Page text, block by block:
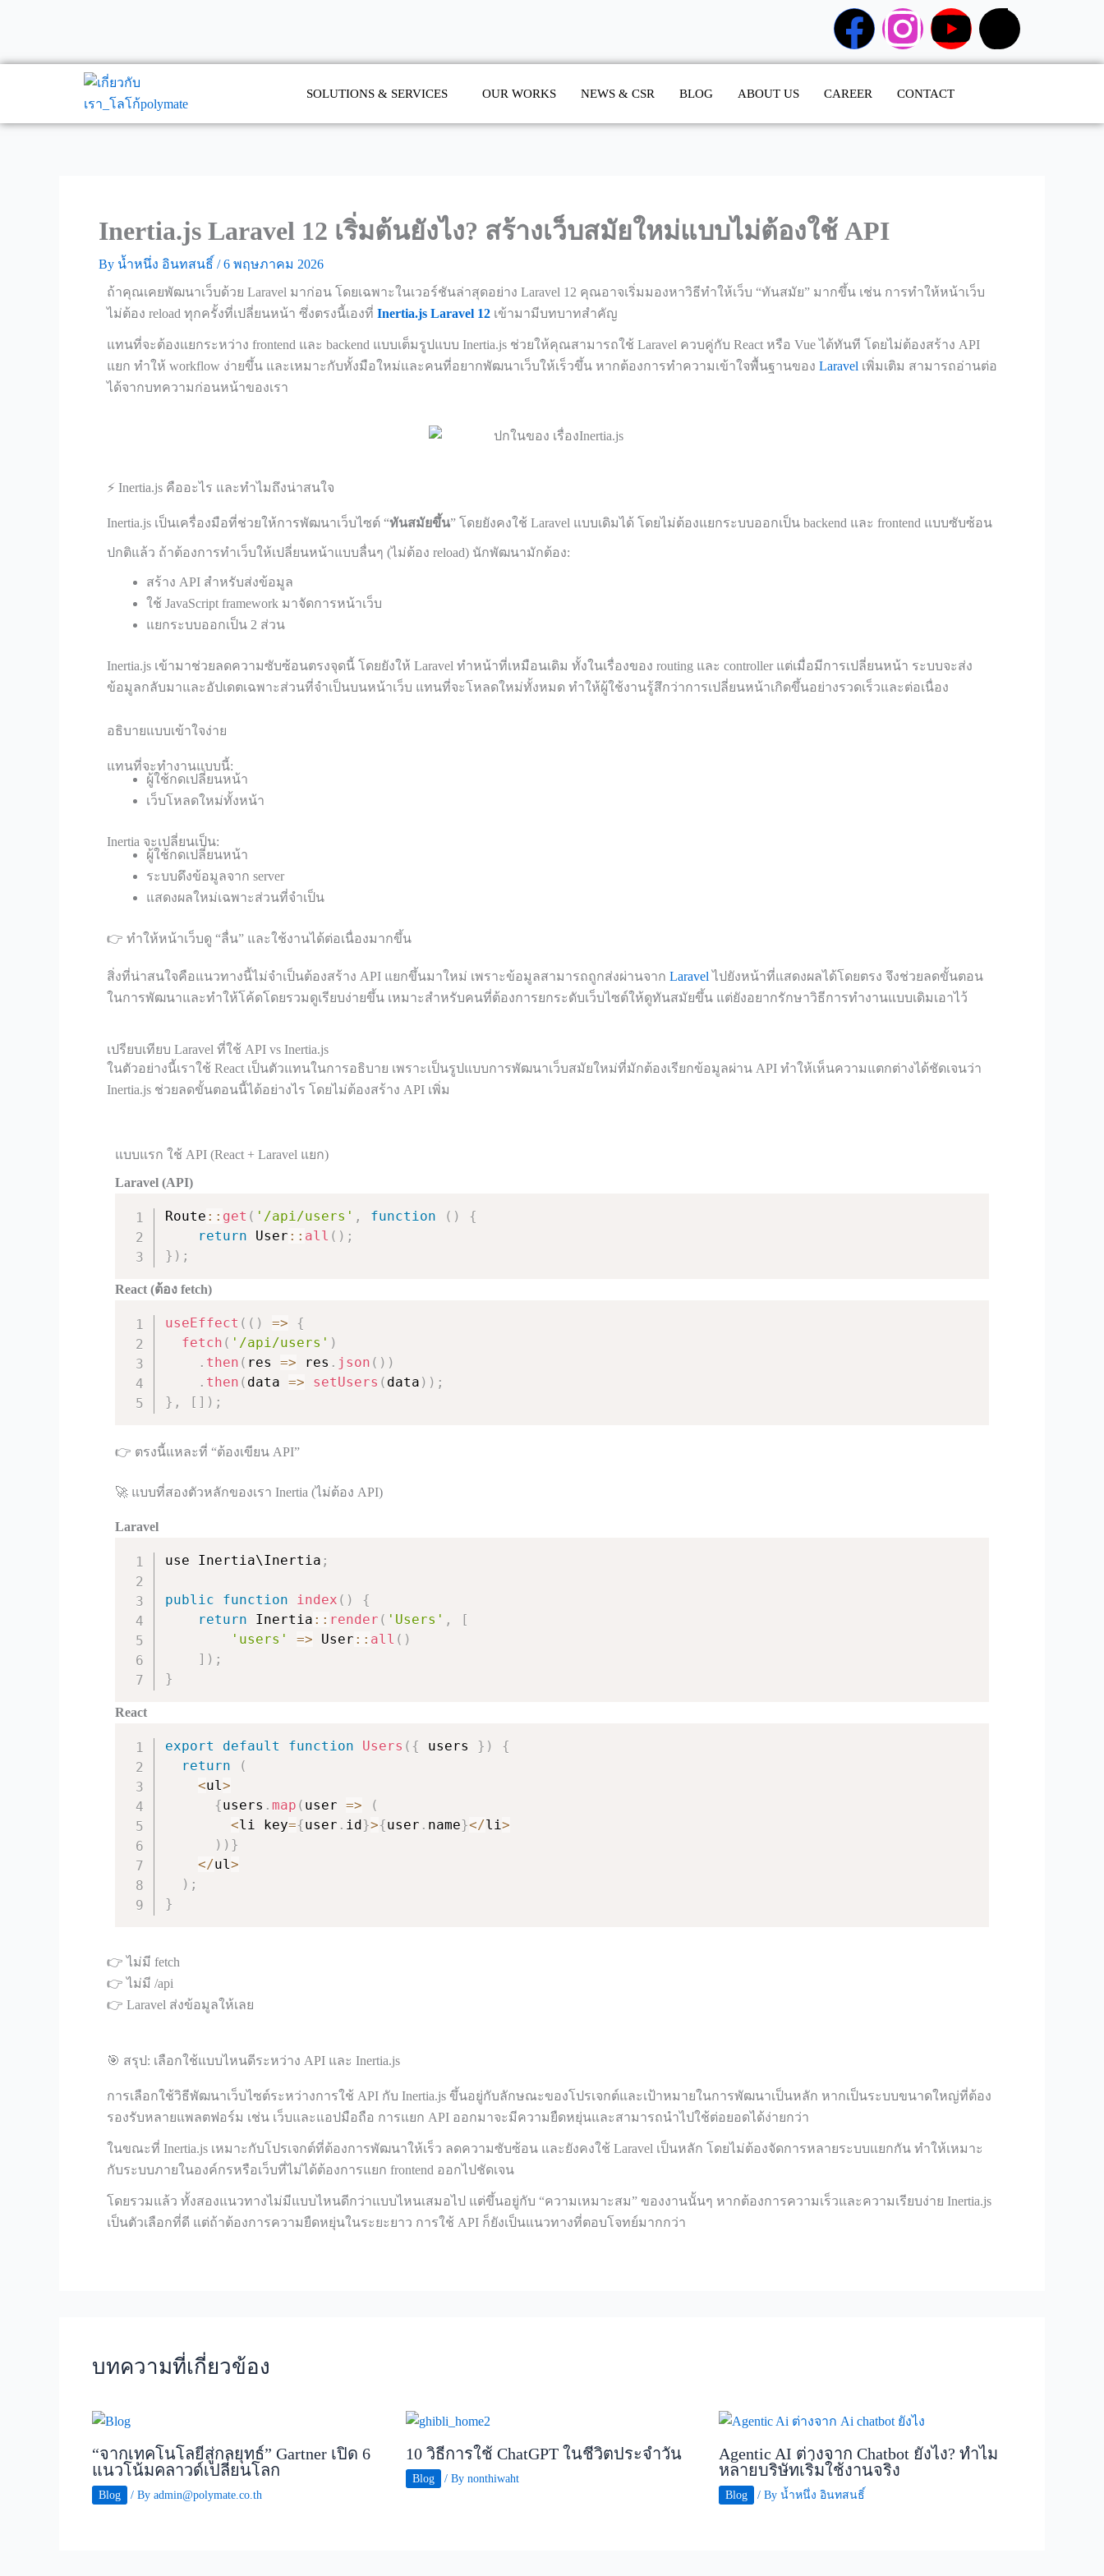
F
a
c
o
o
I
n
s
r
m
Y
o
u
e
T
i
SOLUTIONS & SERVICES OUR WORKS NEWS & CSR BLOG ABOUT US CAREER CONTACT
Inertia.js Laravel 12 เริ่มต้นยังไง? สร้างเว็บสมัยใหม่แบบไม่ต้องใช้ API
By น้ำหนึ่ง อินทสนธิ์ /6 พฤษภาคม 2026
ถ้าคุณเคยพัฒนาเว็บด้วย Laravel มาก่อน โดยเฉพาะในเวอร์ชันล่าสุดอย่าง Laravel 12 คุณอาจเริ่มมองหาวิธีทำให้เว็บ “ทันสมัย” มากขึ้น เช่น การทำให้หน้าเว็บ
ไม่ต้อง reload ทุกครั้งที่เปลี่ยนหน้า ซึ่งตรงนี้เองที่ Inertia.js Laravel 12 เข้ามามีบทบาทสำคัญ
แทนที่จะต้องแยกระหว่าง frontend และ backend แบบเต็มรูปแบบ Inertia.js ช่วยให้คุณสามารถใช้ Laravel ควบคู่กับ React หรือ Vue ได้ทันที โดยไม่ต้องสร้าง API
แยก ทำให้ workflow ง่ายขึ้น และเหมาะกับทั้งมือใหม่และคนที่อยากพัฒนาเว็บให้เร็วขึ้น หากต้องการทำความเข้าใจพื้นฐานของ Laravel เพิ่มเติม สามารถอ่านต่อ
ได้จากบทความก่อนหน้าของเรา
⚡ Inertia.js คืออะไร และทำไมถึงน่าสนใจ
Inertia.js เป็นเครื่องมือที่ช่วยให้การพัฒนาเว็บไซต์ “ทันสมัยขึ้น” โดยยังคงใช้ Laravel แบบเดิมได้ โดยไม่ต้องแยกระบบออกเป็น backend และ frontend แบบซับซ้อน
ปกติแล้ว ถ้าต้องการทำเว็บให้เปลี่ยนหน้าแบบลื่นๆ (ไม่ต้อง reload) นักพัฒนามักต้อง:
สร้าง API สำหรับส่งข้อมูล
ใช้ JavaScript framework มาจัดการหน้าเว็บ
แยกระบบออกเป็น 2 ส่วน
Inertia.js เข้ามาช่วยลดความซับซ้อนตรงจุดนี้ โดยยังให้ Laravel ทำหน้าที่เหมือนเดิม ทั้งในเรื่องของ routing และ controller แต่เมื่อมีการเปลี่ยนหน้า ระบบจะส่ง
ข้อมูลกลับมาและอัปเดตเฉพาะส่วนที่จำเป็นบนหน้าเว็บ แทนที่จะโหลดใหม่ทั้งหมด ทำให้ผู้ใช้งานรู้สึกว่าการเปลี่ยนหน้าเกิดขึ้นอย่างรวดเร็วและต่อเนื่อง
อธิบายแบบเข้าใจง่าย
แทนที่จะทำงานแบบนี้:
ผู้ใช้กดเปลี่ยนหน้า
เว็บโหลดใหม่ทั้งหน้า
Inertia จะเปลี่ยนเป็น:
ผู้ใช้กดเปลี่ยนหน้า
ระบบดึงข้อมูลจาก server
แสดงผลใหม่เฉพาะส่วนที่จำเป็น
👉 ทำให้หน้าเว็บดู “ลื่น” และใช้งานได้ต่อเนื่องมากขึ้น
สิ่งที่น่าสนใจคือแนวทางนี้ไม่จำเป็นต้องสร้าง API แยกขึ้นมาใหม่ เพราะข้อมูลสามารถถูกส่งผ่านจาก Laravelไปยังหน้าที่แสดงผลได้โดยตรง จึงช่วยลดขั้นตอน
ในการพัฒนาและทำให้โค้ดโดยรวมดูเรียบง่ายขึ้น เหมาะสำหรับคนที่ต้องการยกระดับเว็บไซต์ให้ดูทันสมัยขึ้น แต่ยังอยากรักษาวิธีการทำงานแบบเดิมเอาไว้
เปรียบเทียบ Laravel ที่ใช้ API vs Inertia.js
ในตัวอย่างนี้เราใช้ React เป็นตัวแทนในการอธิบาย เพราะเป็นรูปแบบการพัฒนาเว็บสมัยใหม่ที่มักต้องเรียกข้อมูลผ่าน API ทำให้เห็นความแตกต่างได้ชัดเจนว่า
Inertia.js ช่วยลดขั้นตอนนี้ได้อย่างไร โดยไม่ต้องสร้าง API เพิ่ม
แบบแรก ใช้ API (React + Laravel แยก)
Laravel (API)
Route : : get ( '/api/users' , function ( )
{
return User : : all ( ) ;
} ) ;
React (ต้อง fetch)
useEffect ( ( ) =>
{
fetch ( '/api/users' )
. then ( res => res . json ( ) )
. then ( data => setUsers ( data ) ) ;
} , [ ] ) ;
👉 ตรงนี้แหละที่ “ต้องเขียน API”
🚀 แบบที่สองตัวหลักของเรา Inertia (ไม่ต้อง API)
Laravel
use Inertia\Inertia ;
public function index ( )
{
return Inertia : : render ( 'Users' ,
[
'users'
=> User : : all ( )
] ) ;
}
React
export default function Users ( { users } )
{
return
(
<ul >
{users . map ( user =>
(
<li key={user . id}>{user . name}</li >
) ) }
</ul >
) ;
}
👉 ไม่มี fetch
👉 ไม่มี /api
👉 Laravel ส่งข้อมูลให้เลย
🎯 สรุป: เลือกใช้แบบไหนดีระหว่าง API และ Inertia.js
การเลือกใช้วิธีพัฒนาเว็บไซต์ระหว่างการใช้ API กับ Inertia.js ขึ้นอยู่กับลักษณะของโปรเจกต์และเป้าหมายในการพัฒนาเป็นหลัก หากเป็นระบบขนาดใหญ่ที่ต้อง
รองรับหลายแพลตฟอร์ม เช่น เว็บและแอปมือถือ การแยก API ออกมาจะมีความยืดหยุ่นและสามารถนำไปใช้ต่อยอดได้ง่ายกว่า
ในขณะที่ Inertia.js เหมาะกับโปรเจกต์ที่ต้องการพัฒนาให้เร็ว ลดความซับซ้อน และยังคงใช้ Laravel เป็นหลัก โดยไม่ต้องจัดการหลายระบบแยกกัน ทำให้เหมาะ
กับระบบภายในองค์กรหรือเว็บที่ไม่ได้ต้องการแยก frontend ออกไปชัดเจน
โดยรวมแล้ว ทั้งสองแนวทางไม่มีแบบไหนดีกว่าแบบไหนเสมอไป แต่ขึ้นอยู่กับ “ความเหมาะสม” ของงานนั้นๆ หากต้องการความเร็วและความเรียบง่าย Inertia.js
เป็นตัวเลือกที่ดี แต่ถ้าต้องการความยืดหยุ่นในระยะยาว การใช้ API ก็ยังเป็นแนวทางที่ตอบโจทย์มากกว่า
บทความที่เกี่ยวข้อง
“จากเทคโนโลยีสู่กลยุทธ์” Gartner เปิด 6
แนวโน้มคลาวด์เปลี่ยนโลก
Blog / By admin@polymate.co.th
10 วิธีการใช้ ChatGPT ในชีวิตประจำวัน
Blog / By nonthiwaht
Agentic AI ต่างจาก Chatbot ยังไง? ทำไม
หลายบริษัทเริ่มใช้งานจริง
Blog / Byน้ำหนึ่ง อินทสนธิ์